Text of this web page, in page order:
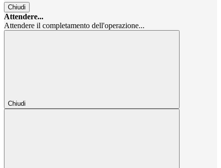
Chiudi
Attendere...
Attendere il completamento dell'operazione...
Chiudi